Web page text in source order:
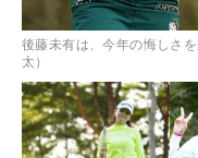
後藤未有は、今年の悔しさ
太）